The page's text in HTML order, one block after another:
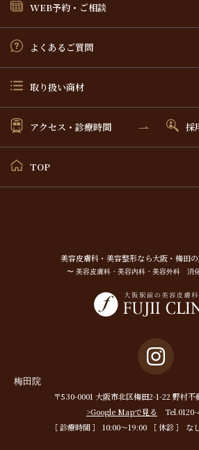
WEB予約・ご相談
よくあるご質問
取り扱い商材
アクセス・診療時間 採
TOP
美容⽪膚科・美容整形なら⼤阪・梅⽥
〜 美容皮膚科・美容内科・美容外科 消
梅田院
〒530-0001 大阪市北区梅田2-1-22 野村
>Google Mapで見る
［ 診療時間 ］ 10:00〜19:00 ［ 休診 ］ な